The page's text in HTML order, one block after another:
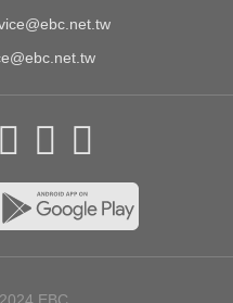
EBC